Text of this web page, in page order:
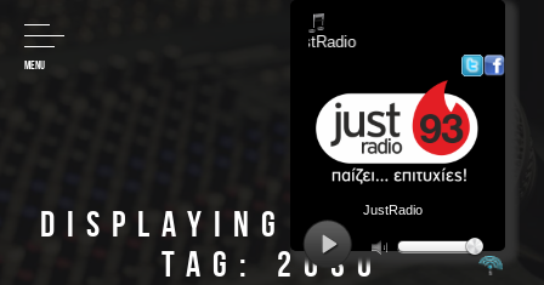
MENU
Displaying items by
tag: 2030